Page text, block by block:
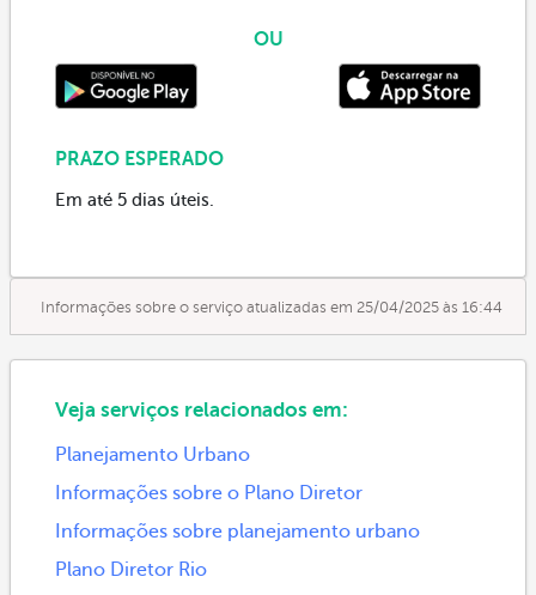
OU
PRAZO ESPERADO
Em até 5 dias úteis.
Informações sobre o serviço atualizadas em 25/04/2025 às 16:44
Veja serviços relacionados em:
Planejamento Urbano
Informações sobre o Plano Diretor
Informações sobre planejamento urbano
Plano Diretor Rio